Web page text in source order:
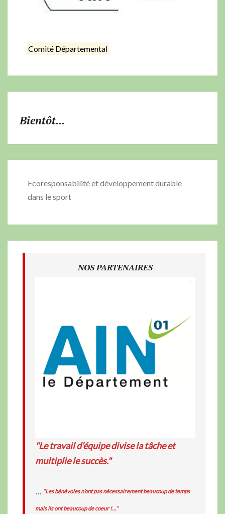
Comité Départemental
Bientôt...
Ecoresponsabilité et développement durable
dans le sport
NOS PARTENAIRES
"Le travail d’équipe divise la tâche et
multiplie le succès."
... “Les bénévoles n’ont pas nécessairement beaucoup de temps
mais ils ont beaucoup de coeur !…”